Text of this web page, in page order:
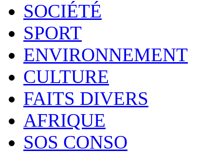
SOCIÉTÉ
SPORT
ENVIRONNEMENT
CULTURE
FAITS DIVERS
AFRIQUE
SOS CONSO